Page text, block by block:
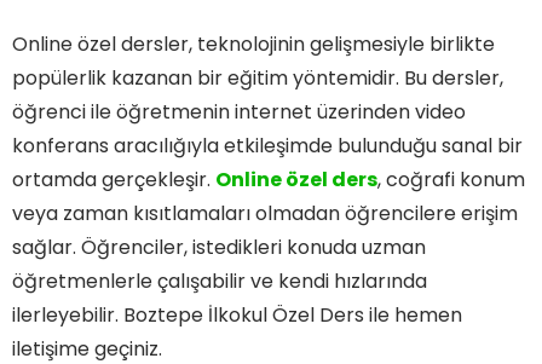
Online özel dersler, teknolojinin gelişmesiyle birlikte
popülerlik kazanan bir eğitim yöntemidir. Bu dersler,
öğrenci ile öğretmenin internet üzerinden video
konferans aracılığıyla etkileşimde bulunduğu sanal bir
ortamda gerçekleşir. Online özel ders, coğrafi konum
veya zaman kısıtlamaları olmadan öğrencilere erişim
sağlar. Öğrenciler, istedikleri konuda uzman
öğretmenlerle çalışabilir ve kendi hızlarında
ilerleyebilir. Boztepe İlkokul Özel Ders ile hemen
iletişime geçiniz.